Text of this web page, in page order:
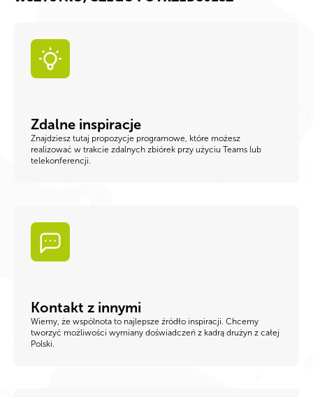
Zdalne inspiracje
Znajdziesz tutaj propozycje programowe, które możesz
realizować w trakcie zdalnych zbiórek przy użyciu Teams lub
telekonferencji.
Kontakt z innymi
Wiemy, że wspólnota to najlepsze źródło inspiracji. Chcemy
tworzyć możliwości wymiany doświadczeń z kadrą drużyn z całej
Polski.